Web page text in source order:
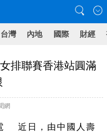
台灣 內地 國際 財經
排聯賽香港站圓滿
網
電 近日，由中國人壽